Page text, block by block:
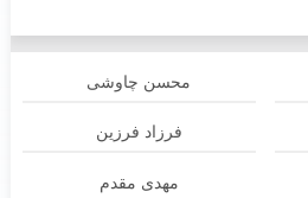
محسن چاوشی
فرزاد فرزین
مهدی مقدم